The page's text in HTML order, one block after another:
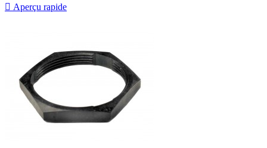
 Aperçu rapide